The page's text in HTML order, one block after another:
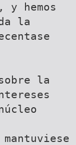
y hemos
la
la